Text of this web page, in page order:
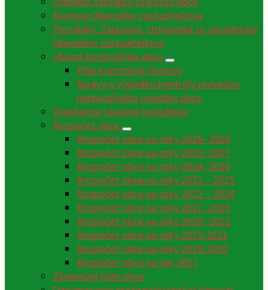
Komisie Obecného zastupiteľstva
Pozvánky, Zápisnice, Uznesenia zo zasadnutia
Obecného zastupiteľstva
Hlavná kontrolórka obce
Plán kontrolnej činnosti
Správy o výsledku kontroly prevodov
nehnuteľného majetku obce
Všeobecne záväzné nariadenia
Rozpočet obce
Rozpočet obce na roky 2026- 2028
Rozpočet obce na roky 2025- 2027
Rozpočet obce na roky 2024- 2026
Rozpočet obce na roky 2023 – 2025
Rozpočet obce na roky 2022 – 2024
Rozpočet obce na roky 2021 -2023
Rozpočet obce na roky 2020 -2022
Rozpočet obce na roky 2019-2021
Rozpočet obce na roky 2018-2020
Rozpočet obce na rok 2017
Záverečný účet obce